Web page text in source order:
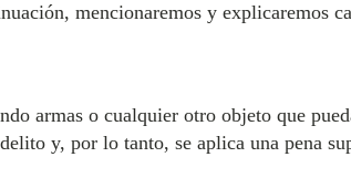
mencionaremos y explicaremos
armas o cualquier otro objeto que
y, por lo tanto, se aplica una pena